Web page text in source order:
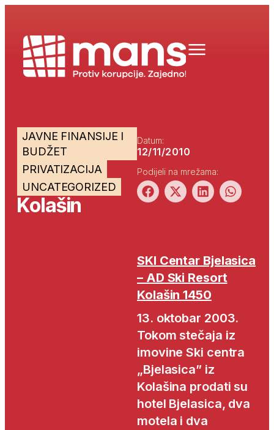
JAVNE FINANSIJE I
BUDŽET
PRIVATIZACIJA
UNCATEGORIZED
Kolašin
Datum:
12/11/2010
Podijeli na mrežama:
SKI Centar Bjelasica
– AD Ski Resort
Kolašin 1450
13. oktobar 2003.
Tokom stečaja iz
imovine Ski centra
„Bjelasica” iz
Kolašina prodati su
hotel Bjelasica, dva
motela i dva